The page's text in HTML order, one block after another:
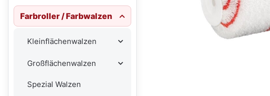
Farbroller / Farbwalzen
Kleinflächenwalzen
Großflächenwalzen
Spezial Walzen